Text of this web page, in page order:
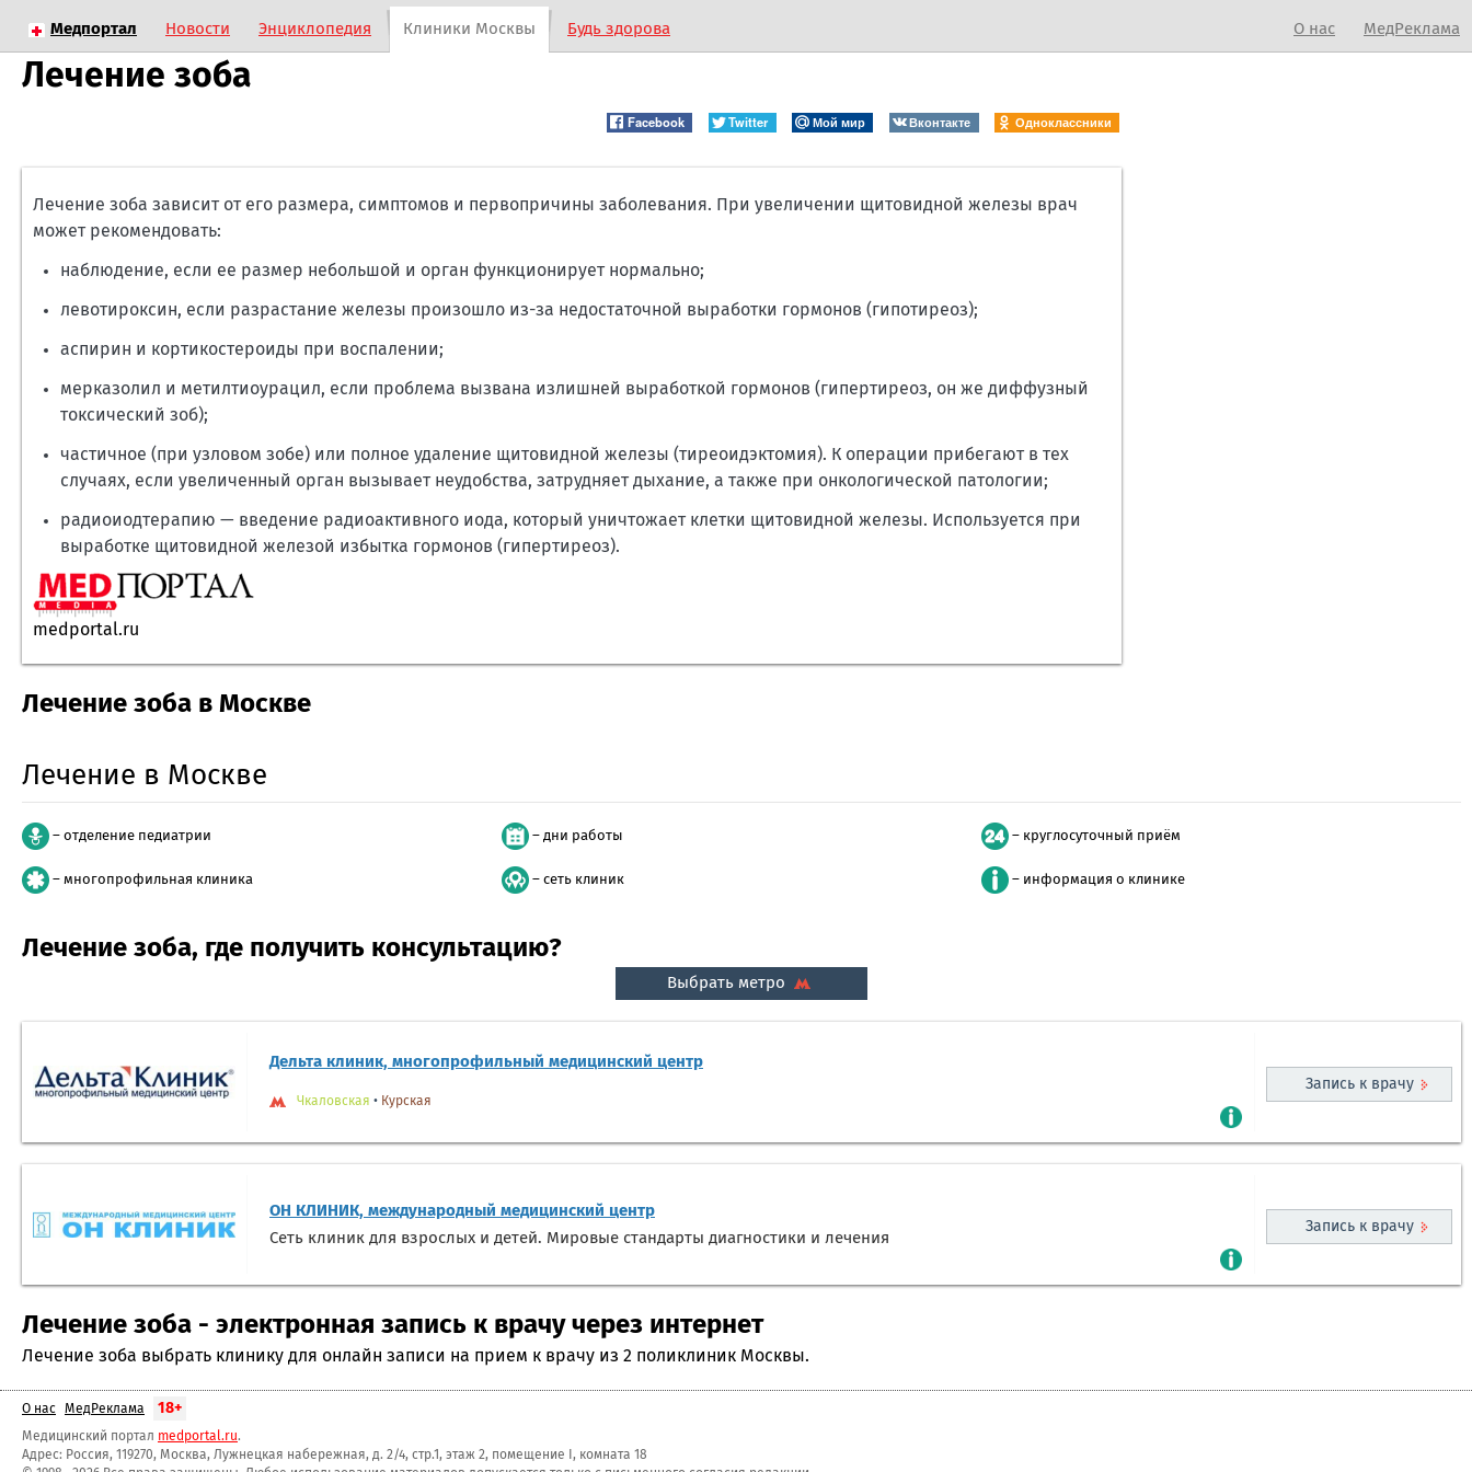
О нас МедРеклама
Медпортал Новости Энциклопедия Клиники Москвы Будь здорова
Лечение зоба
Facebook Twitter Мой мир Вконтакте Одноклассники
Лечение зоба зависит от его размера, симптомов и первопричины заболевания. При увеличении щитовидной железы врач
может рекомендовать:
наблюдение, если ее размер небольшой и орган функционирует нормально;
левотироксин, если разрастание железы произошло из-за недостаточной выработки гормонов (гипотиреоз);
аспирин и кортикостероиды при воспалении;
мерказолил и метилтиоурацил, если проблема вызвана излишней выработкой гормонов (гипертиреоз, он же диффузный
токсический зоб);
частичное (при узловом зобе) или полное удаление щитовидной железы (тиреоидэктомия). К операции прибегают в тех
случаях, если увеличенный орган вызывает неудобства, затрудняет дыхание, а также при онкологической патологии;
радиоиодтерапию — введение радиоактивного иода, который уничтожает клетки щитовидной железы. Используется при
выработке щитовидной железой избытка гормонов (гипертиреоз).
medportal.ru
Лечение зоба в Москве
Лечение в Москве
– отделение педиатрии – дни работы – круглосуточный приём
– многопрофильная клиника – сеть клиник – информация о клинике
Лечение зоба, где получить консультацию?
Выбрать метро
Дельта клиник, многопрофильный медицинский центр
Чкаловская • Курская
Запись к врачу
ОН КЛИНИК, международный медицинский центр
Сеть клиник для взрослых и детей. Мировые стандарты диагностики и лечения
Запись к врачу
Лечение зоба - электронная запись к врачу через интернет
Лечение зоба выбрать клинику для онлайн записи на прием к врачу из 2 поликлиник Москвы.
О нас МедРеклама 18+
Медицинский портал medportal.ru.
Адрес: Россия, 119270, Москва, Лужнецкая набережная, д. 2/4, стр.1, этаж 2, помещение I, комната 18